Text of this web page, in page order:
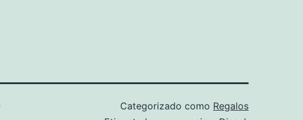
Categorizado como Regalos